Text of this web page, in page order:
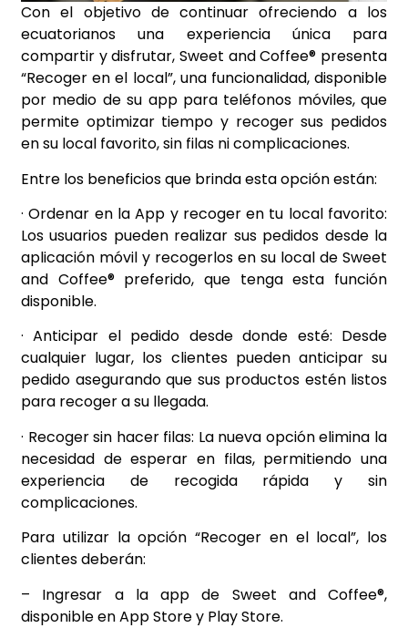
Con el objetivo de continuar ofreciendo a los
ecuatorianos una experiencia única para
compartir y disfrutar, Sweet and Coffee® presenta
“Recoger en el local”, una funcionalidad, disponible
por medio de su app para teléfonos móviles, que
permite optimizar tiempo y recoger sus pedidos
en su local favorito, sin filas ni complicaciones.
Entre los beneficios que brinda esta opción están:
· Ordenar en la App y recoger en tu local favorito:
Los usuarios pueden realizar sus pedidos desde la
aplicación móvil y recogerlos en su local de Sweet
and Coffee® preferido, que tenga esta función
disponible.
· Anticipar el pedido desde donde esté: Desde
cualquier lugar, los clientes pueden anticipar su
pedido asegurando que sus productos estén listos
para recoger a su llegada.
· Recoger sin hacer filas: La nueva opción elimina la
necesidad de esperar en filas, permitiendo una
experiencia de recogida rápida y sin
complicaciones.
Para utilizar la opción “Recoger en el local”, los
clientes deberán:
– Ingresar a la app de Sweet and Coffee®,
disponible en App Store y Play Store.